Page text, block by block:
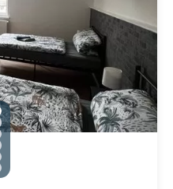
Zu Slide 1 wechseln
Slide 2 wechseln
Zu Slide 3 wechseln
Zu Slide 4 wechseln
Slide 5 wechseln
Slide 6 wechseln